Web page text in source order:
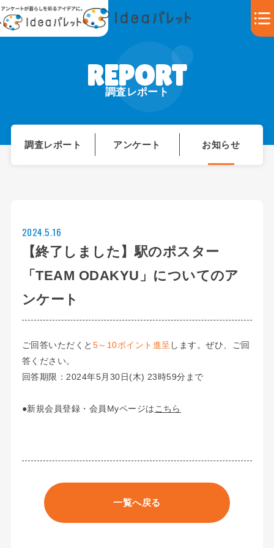
調査レポート
調査レポート アンケート お知らせ
【終了しました】駅のポスター
「TEAM ODAKYU」についてのア
ンケート
2024.5.16
ご回答いただくと 5～10ポイント進呈 します。ぜひ、ご回
答ください。
回答期限：2024年5月30日(木) 23時59分まで
●新規会員登録・会員Myページはこちら
一覧へ戻る